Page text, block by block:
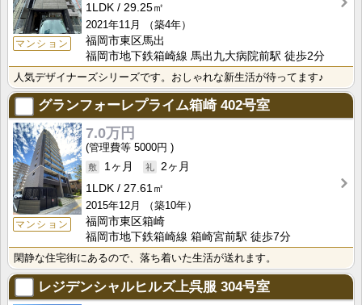
マンション
1LDK
29.25㎡
2021年11月
（築4年）
福岡市東区馬出
福岡市地下鉄箱崎線 馬出九大病院前駅 徒歩2分
人気デザイナーズシリーズです。おしゃれな新生活が待ってます♪
グランフォーレプライム箱崎402号室
マンション
7.0万円
5000円
1ヶ月
2ヶ月
1LDK
27.61㎡
2015年12月
（築10年）
福岡市東区箱崎
福岡市地下鉄箱崎線 箱崎宮前駅 徒歩7分
閑静な住宅街にあるので、落ち着いた生活が送れます。
レジデンシャルヒルズ上呉服 304号室